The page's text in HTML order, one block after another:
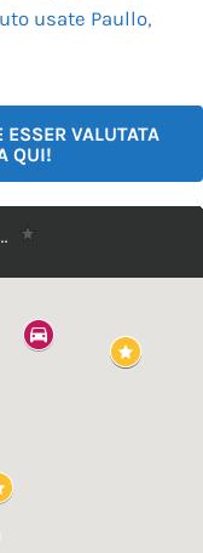
usate Paullo,
VALUTATA
QUI!